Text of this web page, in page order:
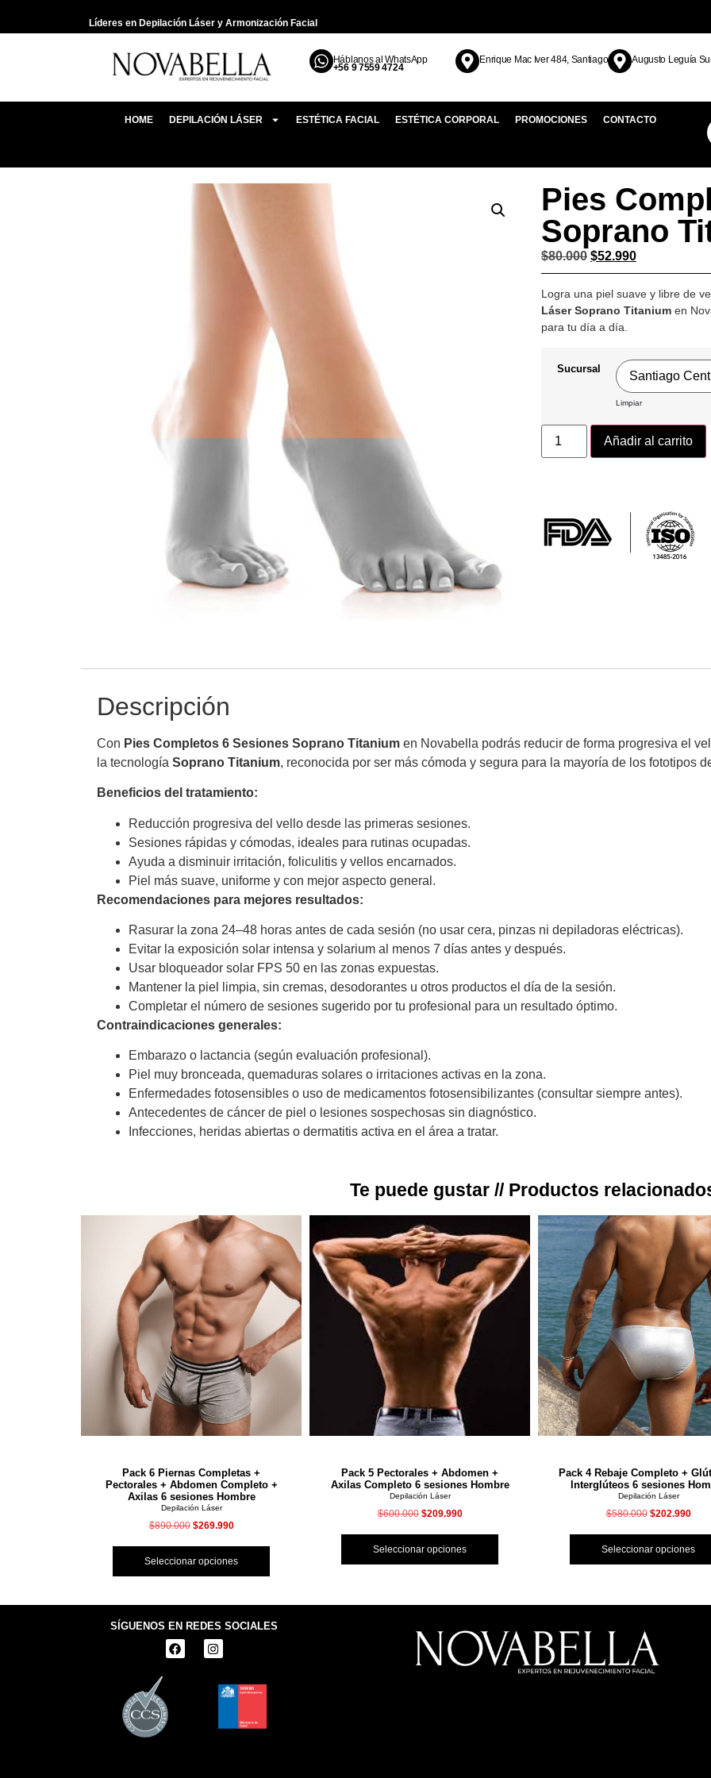
Líderes en Depilación Láser y Armonización Facial
Háblanos al WhatsApp
+56 9 7559 4724
Enrique Mac Iver 484, Santiago Augusto Leguía
HOME DEPILACIÓN LÁSER ESTÉTICA FACIAL ESTÉTICA CORPORAL PROMOCIONES CONTACTO
Pies
Soprano
$80.000 $52.990
Logra una piel suave y libre de
Láser Soprano Titanium en
para tu día a día.
Sucursal
Limpiar
Añadir al carrito
Descripción
Con Pies Completos 6 Sesiones Soprano Titanium en Novabella podrás reducir de forma progresiva el
la tecnología Soprano Titanium, reconocida por ser más cómoda y segura para la mayoría de los fototipos
Beneficios del tratamiento:
Reducción progresiva del vello desde las primeras sesiones.
Sesiones rápidas y cómodas, ideales para rutinas ocupadas.
Ayuda a disminuir irritación, foliculitis y vellos encarnados.
Piel más suave, uniforme y con mejor aspecto general.
Recomendaciones para mejores resultados:
Rasurar la zona 24–48 horas antes de cada sesión (no usar cera, pinzas ni depiladoras eléctricas).
Evitar la exposición solar intensa y solarium al menos 7 días antes y después.
Usar bloqueador solar FPS 50 en las zonas expuestas.
Mantener la piel limpia, sin cremas, desodorantes u otros productos el día de la sesión.
Completar el número de sesiones sugerido por tu profesional para un resultado óptimo.
Contraindicaciones generales:
Embarazo o lactancia (según evaluación profesional).
Piel muy bronceada, quemaduras solares o irritaciones activas en la zona.
Enfermedades fotosensibles o uso de medicamentos fotosensibilizantes (consultar siempre antes).
Antecedentes de cáncer de piel o lesiones sospechosas sin diagnóstico.
Infecciones, heridas abiertas o dermatitis activa en el área a tratar.
Te puede gustar // Productos
Pack 6 Piernas Completas +
Pectorales + Abdomen Completo +
Axilas 6 sesiones Hombre
Depilación Láser
$890.000 $269.990
Seleccionar opciones
Pack 5 Pectorales + Abdomen +
Axilas Completo 6 sesiones Hombre
Depilación Láser
$600.000 $209.990
Seleccionar opciones
Pack 4 Rebaje Completo +
Interglúteos 6 sesiones
Depilación Láser
$580.000 $202.990
Seleccionar opciones
SÍGUENOS EN REDES SOCIALES